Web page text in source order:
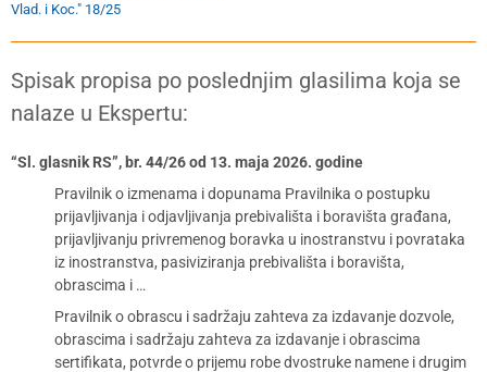
Vlad. i Koc." 18/25
Spisak propisa po poslednjim glasilima koja se
nalaze u Ekspertu:
“Sl. glasnik RS”, br. 44/26 od 13. maja 2026. godine
Pravilnik o izmenama i dopunama Pravilnika o postupku
prijavljivanja i odjavljivanja prebivališta i boravišta građana,
prijavljivanju privremenog boravka u inostranstvu i povrataka
iz inostranstva, pasiviziranja prebivališta i boravišta,
obrascima i …
Pravilnik o obrascu i sadržaju zahteva za izdavanje dozvole,
obrascima i sadržaju zahteva za izdavanje i obrascima
sertifikata, potvrde o prijemu robe dvostruke namene i drugim